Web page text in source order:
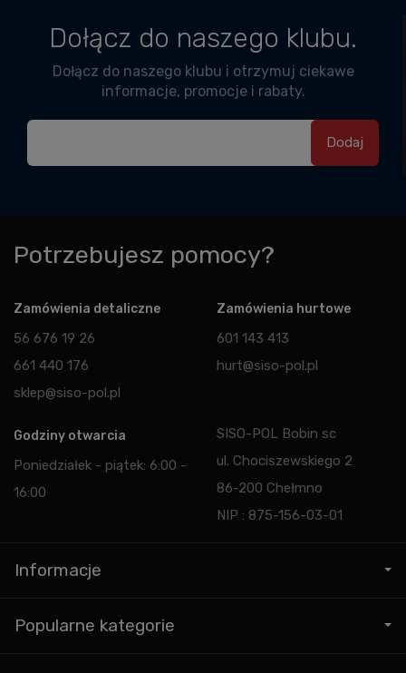
Dołącz do naszego klubu.
Dołącz do naszego klubu i otrzymuj ciekawe
informacje, promocje i rabaty.
Potrzebujesz pomocy?
Zamówienia detaliczne
56 676 19 26
661 440 176
sklep@siso-pol.pl
Zamówienia hurtowe
601 143 413
hurt@siso-pol.pl
Godziny otwarcia
Poniedziałek - piątek: 6:00 -
16:00
SISO-POL Bobin sc
ul. Chociszewskiego 2
86-200 Chełmno
NIP : 875-156-03-01
Informacje
Popularne kategorie